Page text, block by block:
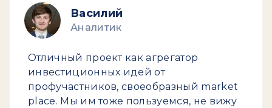
Василий
Аналитик
Отличный проект как агрегатор
инвестиционных идей от
профучастников, своеобразный market
place. Мы им тоже пользуемся, не вижу